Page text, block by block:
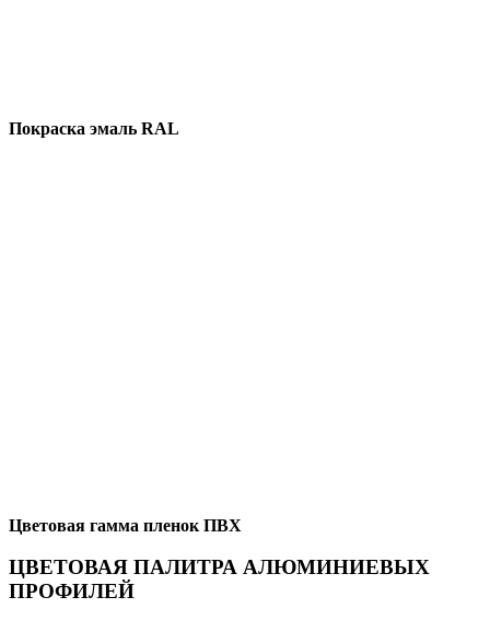
Покраска эмаль RAL
Цветовая гамма пленок ПВХ
ЦВЕТОВАЯ ПАЛИТРА АЛЮМИНИЕВЫХ
ПРОФИЛЕЙ